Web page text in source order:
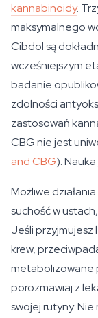
kannabinoidy.
maksymalnego
Cibdol są
wcześniejszym
badanie
zdolności
zastosowań
CBG nie jest
and CBG).
Możliwe
suchość w
Jeśli
krew,
metabolizowane
porozmawiaj z
swojej rutyny.